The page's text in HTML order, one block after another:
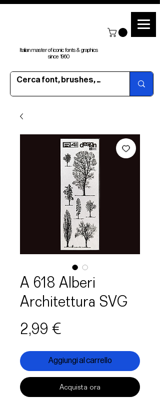
Italian master of iconic fonts & graphics
since 1960
A 618 Alberi
Architettura SVG
2,99 €
Aggiungi al carrello
Acquista ora